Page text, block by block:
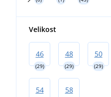
Velikost
46
(29)
48
(29)
50
(29)
54 58